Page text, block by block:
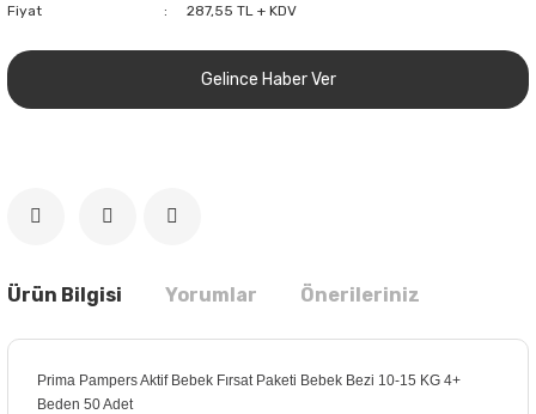
Fiyat
287,55 TL + KDV
Gelince Haber Ver
Ürün Bilgisi Yorumlar Önerileriniz
Prima Pampers Aktif Bebek Fırsat Paketi Bebek Bezi 10-15 KG 4+
Beden 50 Adet